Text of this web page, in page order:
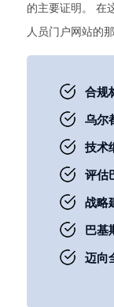
的主要证明。 在
人员门户网站的
合规
乌尔
技术
评估
战略
巴基
迈向